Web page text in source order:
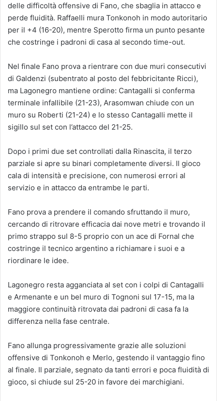
delle difficoltà offensive di Fano, che sbaglia in attacco e
perde fluidità. Raffaelli mura Tonkonoh in modo autoritario
per il +4 (16-20), mentre Sperotto firma un punto pesante
che costringe i padroni di casa al secondo time-out.
Nel finale Fano prova a rientrare con due muri consecutivi
di Galdenzi (subentrato al posto del febbricitante Ricci),
ma Lagonegro mantiene ordine: Cantagalli si conferma
terminale infallibile (21-23), Arasomwan chiude con un
muro su Roberti (21-24) e lo stesso Cantagalli mette il
sigillo sul set con l’attacco del 21-25.
Dopo i primi due set controllati dalla Rinascita, il terzo
parziale si apre su binari completamente diversi. Il gioco
cala di intensità e precisione, con numerosi errori al
servizio e in attacco da entrambe le parti.
Fano prova a prendere il comando sfruttando il muro,
cercando di ritrovare efficacia dai nove metri e trovando il
primo strappo sul 8-5 proprio con un ace di Fornal che
costringe il tecnico argentino a richiamare i suoi e a
riordinare le idee.
Lagonegro resta agganciata al set con i colpi di Cantagalli
e Armenante e un bel muro di Tognoni sul 17-15, ma la
maggiore continuità ritrovata dai padroni di casa fa la
differenza nella fase centrale.
Fano allunga progressivamente grazie alle soluzioni
offensive di Tonkonoh e Merlo, gestendo il vantaggio fino
al finale. Il parziale, segnato da tanti errori e poca fluidità di
gioco, si chiude sul 25-20 in favore dei marchigiani.